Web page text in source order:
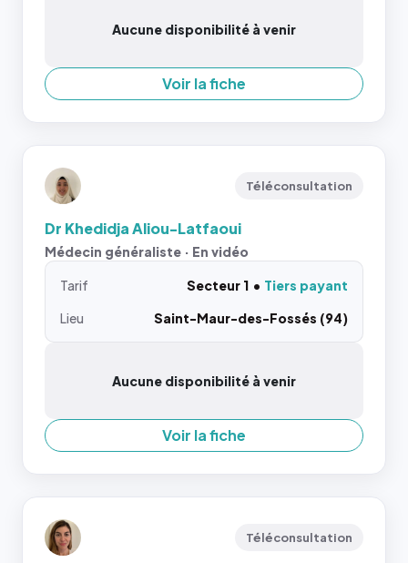
Aucune disponibilité à venir
Voir la fiche
Téléconsultation
Dr Khedidja Aliou-Latfaoui
Médecin généraliste · En vidéo
Tarif Secteur 1
Tiers payant
Lieu
Saint-Maur-des-Fossés (94)
Aucune disponibilité à venir
Voir la fiche
Téléconsultation